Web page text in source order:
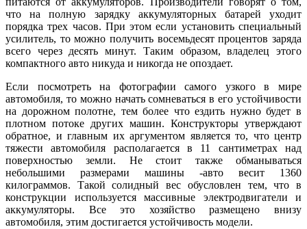
что на полную зарядку аккумуляторных батарей уходит
порядка трех часов. При этом если установить специальный
усилитель, то можно получить восемьдесят процентов заряда
всего через десять минут. Таким образом, владелец этого
компактного авто никуда и никогда не опоздает.
Если посмотреть на фотографии самого узкого в мире
автомобиля, то можно начать сомневаться в его устойчивости
на дорожном полотне, тем более что ездить нужно будет в
плотном потоке других машин. Конструкторы утверждают
обратное, и главным их аргументом является то, что центр
тяжести автомобиля располагается в 11 сантиметрах над
поверхностью земли. Не стоит также обманываться
небольшими размерами машины -авто весит 1360
килограммов. Такой солидный вес обусловлен тем, что в
конструкции используется массивные электродвигатели и
аккумуляторы. Все это хозяйство размещено внизу
автомобиля, этим достигается устойчивость модели.